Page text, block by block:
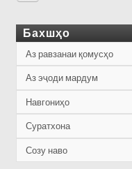
Бахшҳо
Аз равзанаи қомусҳо
Аз эҷоди мардум
Навгониҳо
Суратхона
Созу наво